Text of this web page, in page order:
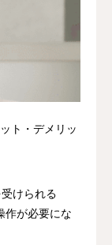
ト・デメリッ
けられる
作が必要にな